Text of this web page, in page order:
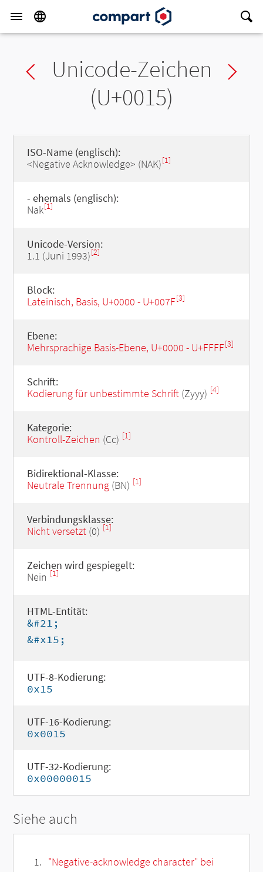
Previous char
Unicode-Zeichen
(U+0015)
ISO-Name (englisch):
<Negative Acknowledge> (NAK)[1]
- ehemals (englisch):
Nak[1]
Unicode-Version:
1.1 (Juni 1993)[2]
Block:
Lateinisch, Basis, U+0000 - U+007F[3]
Ebene:
Mehrsprachige Basis-Ebene, U+0000 - U+FFFF[3]
Schrift:
Kodierung für unbestimmte Schrift(Zyyy) [4]
Kategorie:
Kontroll-Zeichen (Cc) [1]
Bidirektional-Klasse:
Neutrale Trennung(BN) [1]
Verbindungsklasse:
Nicht versetzt(0) [1]
Zeichen wird gespiegelt:
Nein [1]
HTML-Entität:
&#21;
&#x15;
UTF-8-Kodierung:
0x15
UTF-16-Kodierung:
0x0015
UTF-32-Kodierung:
0x00000015
Siehe auch
"Negative-acknowledge character" bei